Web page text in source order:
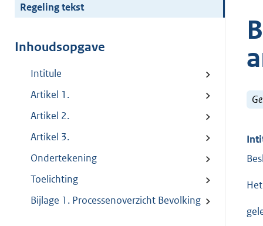
Regeling tekst
Inhoudsopgave
Intitule
Artikel 1.
Artikel 2.
Artikel 3.
Ondertekening
Toelichting
Bijlage 1. Processenoverzicht Bevolking